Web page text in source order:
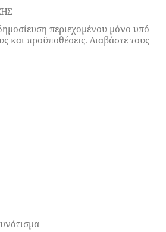
περιεχομένου μόνο υπό
και προϋποθέσεις. Διαβάστε τους